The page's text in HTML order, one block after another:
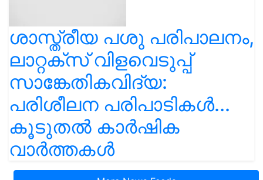
ശാസ്ത്രീയ പശു പരിപാലനം,
ലാറ്റക്സ് വിളവെടുപ്പ്
സാങ്കേതികവിദ്യ:
പരിശീലന പരിപാടികൾ...
കൂടുതൽ കാർഷിക
വാർത്തകൾ